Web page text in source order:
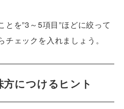
を”3～5項目”ほどに絞って
ェックを入れましょう。
につけるヒント